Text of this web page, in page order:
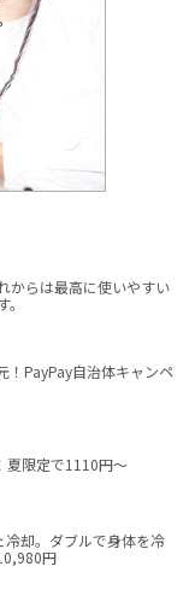
からは最高に使いやすい
！PayPay自治体キャンペ
夏限定で1110円～
却。ダブルで身体を冷
円